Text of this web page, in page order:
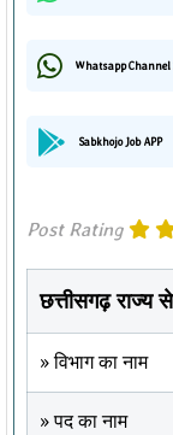
Whatsapp Channel
Sabkhojo Job APP
Post Rating
छत्तीसगढ़ राज्य
» विभाग का नाम
» पद का नाम